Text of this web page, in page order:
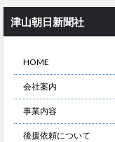
津山朝日新聞社
HOME
会社案内
事業内容
後援依頼について